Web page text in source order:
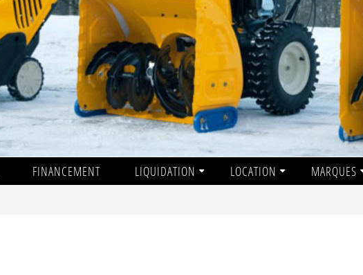
FINANCEMENT LIQUIDATION LOCATION MARQUES